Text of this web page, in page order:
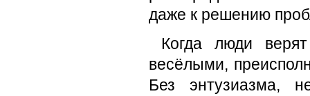
даже к решению
Когда люди
весёлыми,
Без энтузиазма,